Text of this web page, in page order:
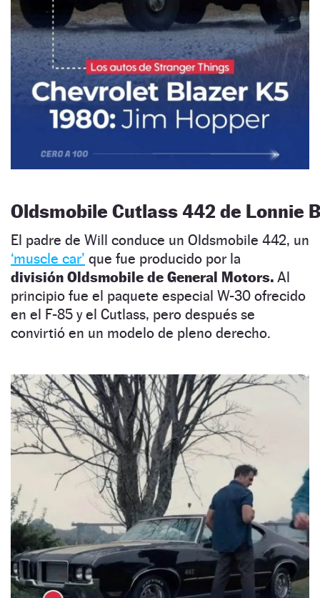
Oldsmobile Cutlass 442 de Lonnie
El padre de Will conduce un Oldsmobile 442, un
‘muscle car’ que fue producido por la
división Oldsmobile de General Motors. Al
principio fue el paquete especial W-30 ofrecido
en el F-85 y el Cutlass, pero después se
convirtió en un modelo de pleno derecho.